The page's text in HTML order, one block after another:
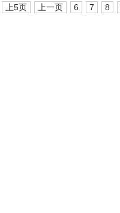
上5页 上一页 6 7 8